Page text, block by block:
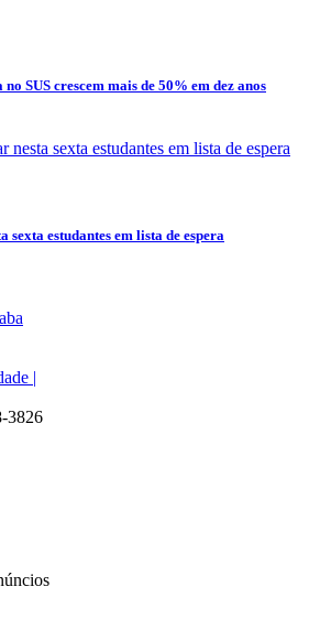
SUS crescem mais de 50% em dez anos
sexta estudantes em lista de espera
|
3826